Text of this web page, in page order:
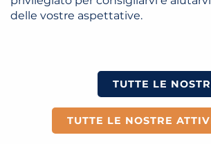
delle vostre aspettative.
TUTTE LE
TUTTE LE NOSTRE